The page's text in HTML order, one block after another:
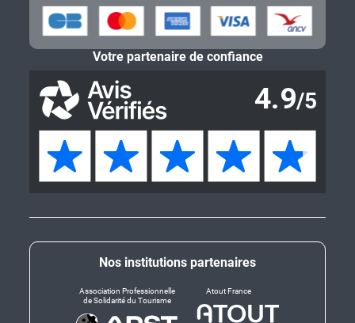
Nos institutions partenaires
Association Professionnelle
de Solidarité du Tourisme
Atout France
Votre partenaire de confiance